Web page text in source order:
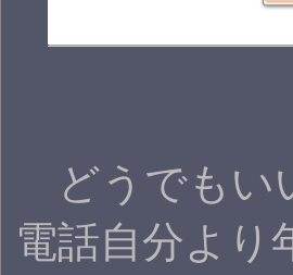
どうでもい
電話自分より